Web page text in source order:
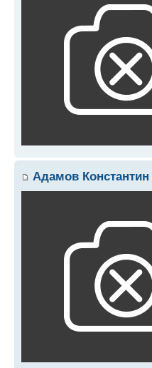
Адамов Константин